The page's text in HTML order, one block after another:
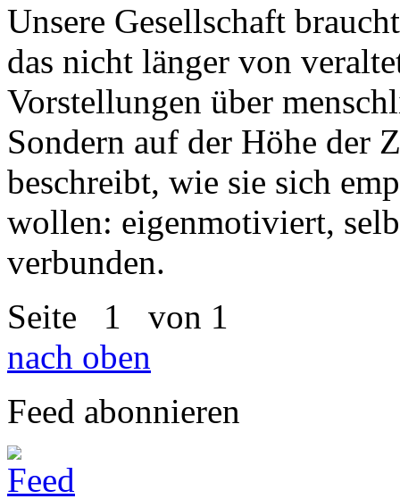
Unsere Gesellschaft
das nicht länger von
Vorstellungen über
Sondern auf der Höhe der
beschreibt, wie sie sich
wollen: eigenmotiviert,
verbunden.
Seite 1 von 1
nach oben
Feed abonnieren